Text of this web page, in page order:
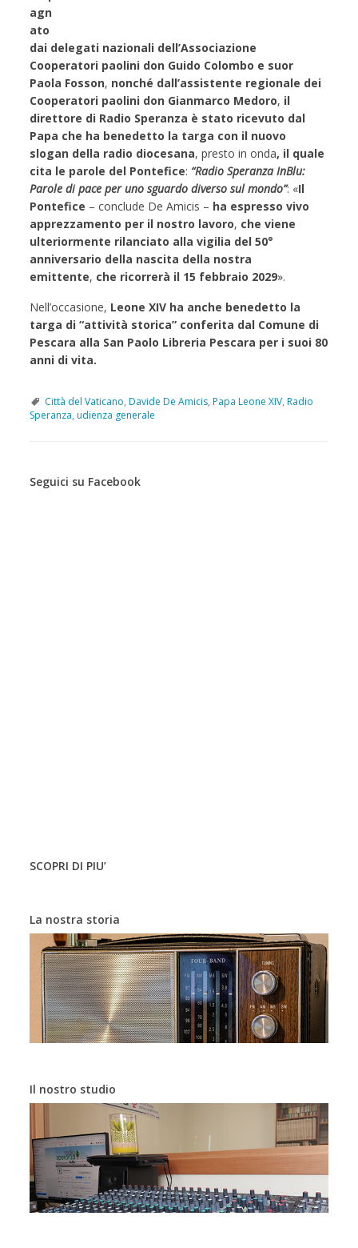
agn
ato
dai delegati nazionali dell’Associazione
Cooperatori paolini don Guido Colombo e suor
Paola Fosson, nonché dall’assistente regionale dei
Cooperatori paolini don Gianmarco Medoro, il
direttore di Radio Speranza è stato ricevuto dal
Papa che ha benedetto la targa con il nuovo
slogan della radio diocesana, presto in onda, il quale
cita le parole del Pontefice: “Radio Speranza InBlu:
Parole di pace per uno sguardo diverso sul mondo”: «Il
Pontefice – conclude De Amicis – ha espresso vivo
apprezzamento per il nostro lavoro, che viene
ulteriormente rilanciato alla vigilia del 50°
anniversario della nascita della nostra
emittente, che ricorrerà il 15 febbraio 2029».
Nell’occasione, Leone XIV ha anche benedetto la
targa di “attività storica” conferita dal Comune di
Pescara alla San Paolo Libreria Pescara per i suoi 80
anni di vita.
Città del Vaticano,Davide De Amicis,Papa Leone XIV,Radio
Speranza,udienza generale
o
Seguici su Facebook
SCOPRI DI PIU’
La nostra storia
Il nostro studio